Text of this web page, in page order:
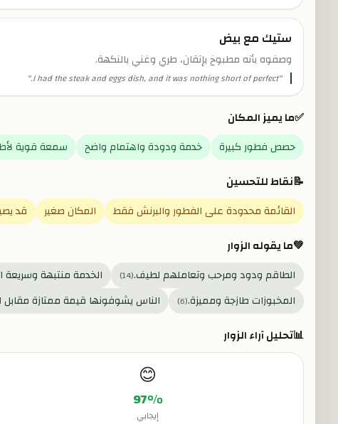
ستيك مع بيض
وصفوه بأنه مطبوخ بإتقان، طري وغني بالنكهة.
"
I had the steak and eggs dish, and it was nothing short of perfect.
"
✅ما يميز المكان
حصص فطور كبيرة خدمة ودودة واهتمام واضح سمعة قوية
📝نقاط للتحسين
القائمة محدودة على الفطور والبرنش فقط المكان صغير قد
💚ما يقوله الزوار
الطاقم ودود ومرحب وتعاملهم لطيف.(
14
) الخدمة منتبهة وسريعة
المخبوزات طازجة ومميزة.(
6
) الناس يشوفونها قيمة ممتازة مقابل
📊تحليل آراء الزوار
😊
97%
إيجابي